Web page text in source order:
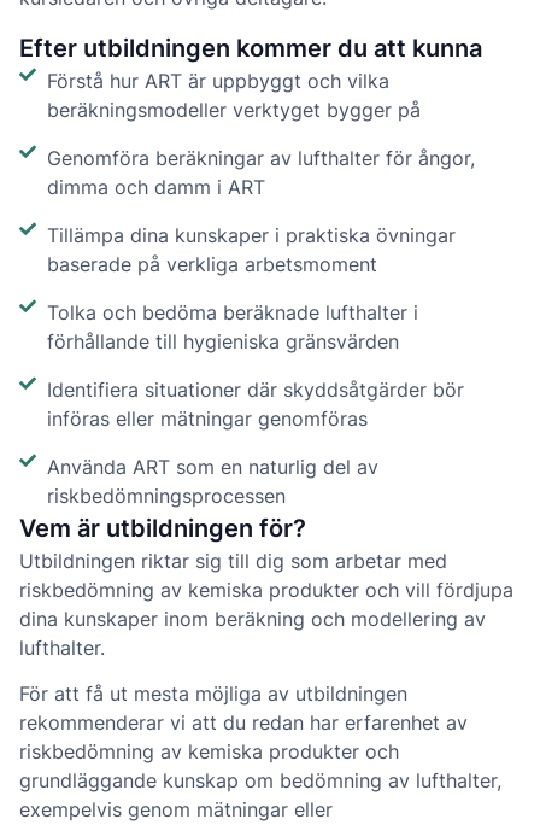
Efter utbildningen kommer du att kunna
Förstå hur ART är uppbyggt och vilka
beräkningsmodeller verktyget bygger på
Genomföra beräkningar av lufthalter för ångor,
dimma och damm i ART
Tillämpa dina kunskaper i praktiska övningar
baserade på verkliga arbetsmoment
Tolka och bedöma beräknade lufthalter i
förhållande till hygieniska gränsvärden
Identifiera situationer där skyddsåtgärder bör
införas eller mätningar genomföras
Använda ART som en naturlig del av
riskbedömningsprocessen
Vem är utbildningen för?
Utbildningen riktar sig till dig som arbetar med
riskbedömning av kemiska produkter och vill fördjupa
dina kunskaper inom beräkning och modellering av
lufthalter.
För att få ut mesta möjliga av utbildningen
rekommenderar vi att du redan har erfarenhet av
riskbedömning av kemiska produkter och
grundläggande kunskap om bedömning av lufthalter,
exempelvis genom mätningar eller